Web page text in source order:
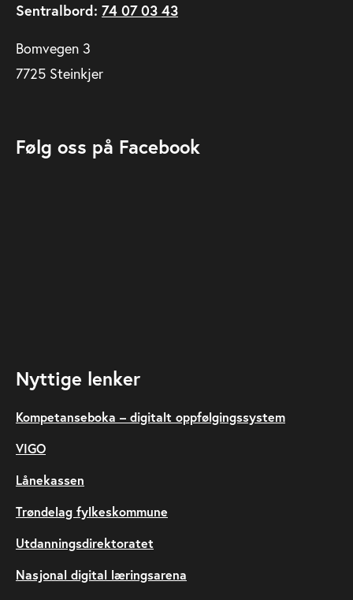
Sentralbord: 74 07 03 43
Bomvegen 3
7725 Steinkjer
Følg oss på Facebook
Nyttige lenker
Kompetanseboka – digitalt oppfølgingssystem
VIGO
Lånekassen
Trøndelag fylkeskommune
Utdanningsdirektoratet
Nasjonal digital læringsarena